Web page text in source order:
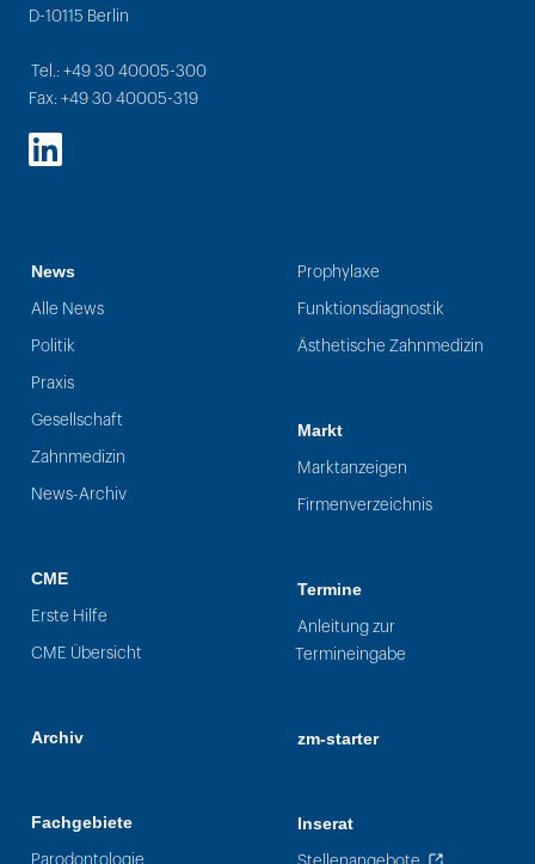
D-10115 Berlin
Tel.: +49 30 40005-300
Fax: +49 30 40005-319
LinkedIn
News
Alle News
Politik
Praxis
Gesellschaft
Zahnmedizin
News-Archiv
CME
Erste Hilfe
CME Übersicht
Archiv
Fachgebiete
Parodontologie
Prophylaxe
Funktionsdiagnostik
Ästhetische Zahnmedizin
Markt
Marktanzeigen
Firmenverzeichnis
Termine
Anleitung zur
Termineingabe
zm-starter
Inserat